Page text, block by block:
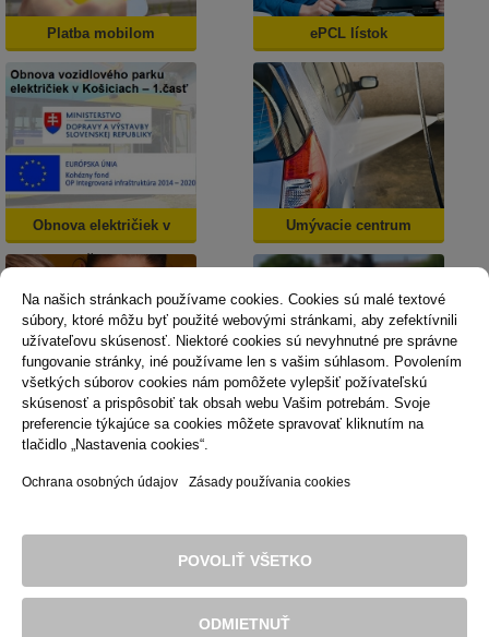
Na našich stránkach používame cookies. Cookies sú malé textové
súbory, ktoré môžu byť použité webovými stránkami, aby zefektívnili
užívateľovu skúsenosť. Niektoré cookies sú nevyhnutné pre správne
fungovanie stránky, iné používame len s vašim súhlasom. Povolením
všetkých súborov cookies nám pomôžete vylepšiť požívateľskú
skúsenosť a prispôsobiť tak obsah webu Vašim potrebám. Svoje
preferencie týkajúce sa cookies môžete spravovať kliknutím na
tlačidlo „Nastavenia cookies“.
Ochrana osobných údajov Zásady používania cookies
ODMIETNUŤ
POVOLIŤ VŠETKO
Platba mobilom ePCL lístok
Obnova električiek v
Košiciach
Umývacie centrum
Dopravná psychológia Mestská karta
Zásady používania cookies
© 2016 Dopravný podnik mesta Košice, akciová spoločnosť. Všetky
práva sú vyhradené.